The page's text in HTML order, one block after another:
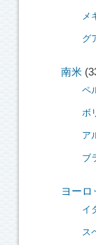
メ
グ
南米
ペ
ボ
ア
ブ
ヨーロ
イ
ス